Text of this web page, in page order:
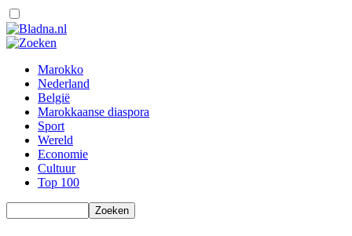
Marokko
Nederland
België
Marokkaanse diaspora
Sport
Wereld
Economie
Cultuur
Top 100